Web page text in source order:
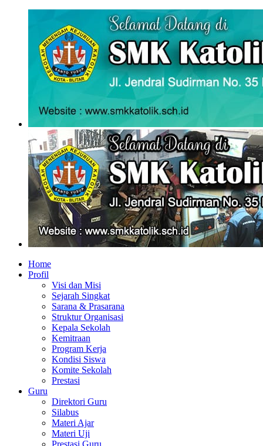
Home
Profil
Visi dan Misi
Sejarah Singkat
Sarana & Prasarana
Struktur Organisasi
Kepala Sekolah
Kemitraan
Program Kerja
Kondisi Siswa
Komite Sekolah
Prestasi
Guru
Direktori Guru
Silabus
Materi Ajar
Materi Uji
Prestasi Guru